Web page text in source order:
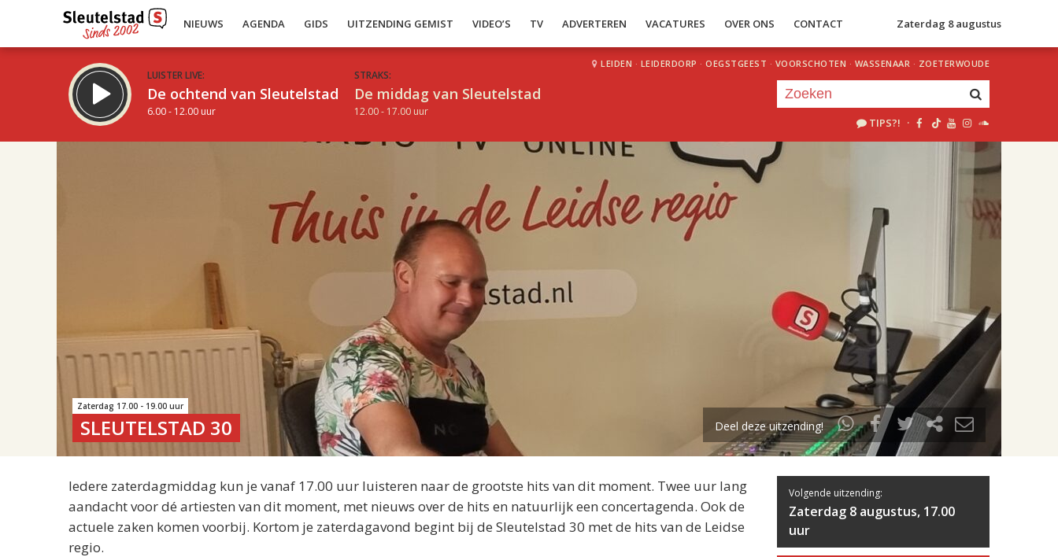
NIEUWS AGENDA GIDS UITZENDING GEMIST VIDEO’S TV ADVERTEREN VACATURES OVER ONS CONTACT Zaterdag 8 augustus
LUISTER LIVE:
De ochtend van Sleutelstad
6.00 - 12.00 uur
STRAKS:
De middag van Sleutelstad
12.00 - 17.00 uur
LEIDEN · LEIDERDORP · OEGSTGEEST · VOORSCHOTEN · WASSENAAR · ZOETERWOUDE
TIPS?! ·
uur 1 van 2
Volgend uur
Zaterdag 17.00 - 19.00 uur
SLEUTELSTAD 30 Deel deze uitzending!
Iedere zaterdagmiddag kun je vanaf 17.00 uur luisteren naar de grootste hits van dit moment. Twee uur lang
aandacht voor dé artiesten van dit moment, met nieuws over de hits en natuurlijk een concertagenda. Ook de
actuele zaken komen voorbij. Kortom je zaterdagavond begint bij de Sleutelstad 30 met de hits van de Leidse
regio.
Volgende uitzending:
Zaterdag 8 augustus, 17.00
uur